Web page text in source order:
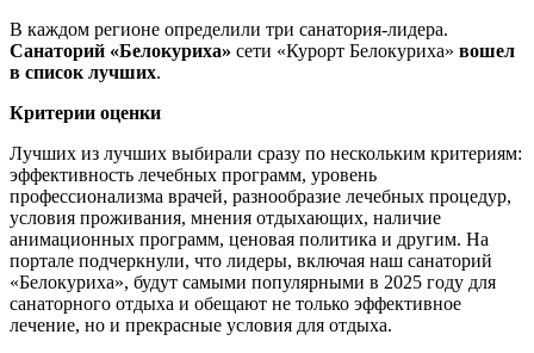
В каждом регионе определили три санатория-лидера.
Санаторий «Белокуриха» сети «Курорт Белокуриха» вошел
в список лучших.
Критерии оценки
Лучших из лучших выбирали сразу по нескольким критериям:
эффективность лечебных программ, уровень
профессионализма врачей, разнообразие лечебных процедур,
условия проживания, мнения отдыхающих, наличие
анимационных программ, ценовая политика и другим. На
портале подчеркнули, что лидеры, включая наш санаторий
«Белокуриха», будут самыми популярными в 2025 году для
санаторного отдыха и обещают не только эффективное
лечение, но и прекрасные условия для отдыха.